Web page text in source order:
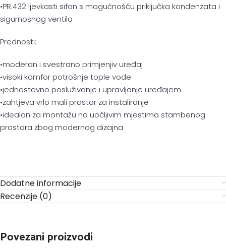
•PR.432 ljevkasti sifon s mogućnošću priključka kondenzata i
sigurnosnog ventila
Prednosti:
•moderan i svestrano primjenjiv uređaj
•visoki komfor potrošnje tople vode
•jednostavno posluživanje i upravljanje uređajem
•zahtjeva vrlo mali prostor za instaliranje
•idealan za montažu na uočljivim mjestima stambenog
prostora zbog modernog dizajna
Dodatne informacije
Recenzije (0)
Povezani proizvodi